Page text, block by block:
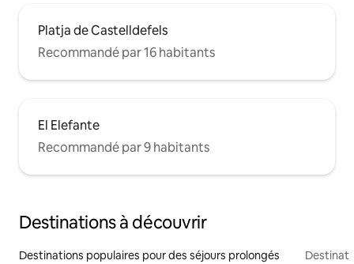
Platja de Castelldefels
Recommandé par 16 habitants
El Elefante
Recommandé par 9 habitants
Destinations à découvrir
Destinations populaires pour des séjours prolongés